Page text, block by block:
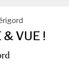
& VUE !